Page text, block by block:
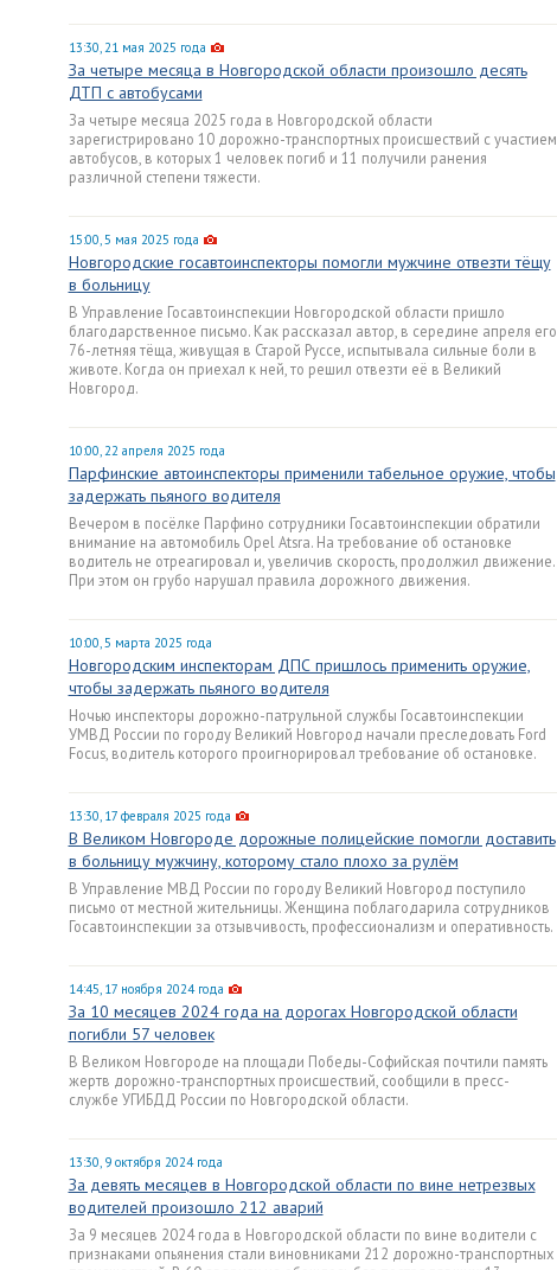
13:30, 21 мая 2025 года
За четыре месяца в Новгородской области произошло десять
ДТП с автобусами
За четыре месяца 2025 года в Новгородской области
зарегистрировано 10 дорожно-транспортных происшествий с участием
автобусов, в которых 1 человек погиб и 11 получили ранения
различной степени тяжести.
15:00, 5 мая 2025 года
Новгородские госавтоинспекторы помогли мужчине отвезти тёщу
в больницу
В Управление Госавтоинспекции Новгородской области пришло
благодарственное письмо. Как рассказал автор, в середине апреля его
76-летняя тёща, живущая в Старой Руссе, испытывала сильные боли в
животе. Когда он приехал к ней, то решил отвезти её в Великий
Новгород.
10:00, 22 апреля 2025 года
Парфинские автоинспекторы применили табельное оружие, чтобы
задержать пьяного водителя
Вечером в посёлке Парфино сотрудники Госавтоинспекции обратили
внимание на автомобиль Opel Atsra. На требование об остановке
водитель не отреагировал и, увеличив скорость, продолжил движение.
При этом он грубо нарушал правила дорожного движения.
10:00, 5 марта 2025 года
Новгородским инспекторам ДПС пришлось применить оружие,
чтобы задержать пьяного водителя
Ночью инспекторы дорожно-патрульной службы Госавтоинспекции
УМВД России по городу Великий Новгород начали преследовать Ford
Focus, водитель которого проигнорировал требование об остановке.
13:30, 17 февраля 2025 года
В Великом Новгороде дорожные полицейские помогли доставить
в больницу мужчину, которому стало плохо за рулём
В Управление МВД России по городу Великий Новгород поступило
письмо от местной жительницы. Женщина поблагодарила сотрудников
Госавтоинспекции за отзывчивость, профессионализм и оперативность.
14:45, 17 ноября 2024 года
За 10 месяцев 2024 года на дорогах Новгородской области
погибли 57 человек
В Великом Новгороде на площади Победы-Софийская почтили память
жертв дорожно-транспортных происшествий, сообщили в пресс-
службе УГИБДД России по Новгородской области.
13:30, 9 октября 2024 года
За девять месяцев в Новгородской области по вине нетрезвых
водителей произошло 212 аварий
За 9 месяцев 2024 года в Новгородской области по вине водители с
признаками опьянения стали виновниками 212 дорожно-транспортных